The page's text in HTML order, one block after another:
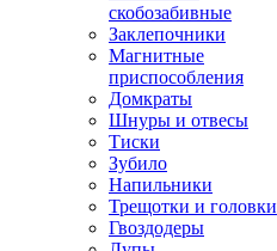
скобозабивные
Заклепочники
Магнитные
приспособления
Домкраты
Шнуры и отвесы
Тиски
Зубило
Напильники
Трещотки и головки
Гвоздодеры